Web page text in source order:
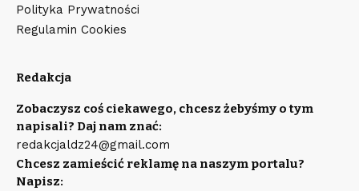
Polityka Prywatności
Regulamin Cookies
Redakcja
Zobaczysz coś ciekawego, chcesz żebyśmy o tym
napisali? Daj nam znać:
redakcjaldz24@gmail.com
Chcesz zamieścić reklamę na naszym portalu?
Napisz: